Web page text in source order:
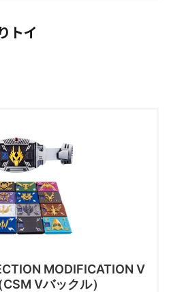
トイ
MODIFICATION V
Vバックル）